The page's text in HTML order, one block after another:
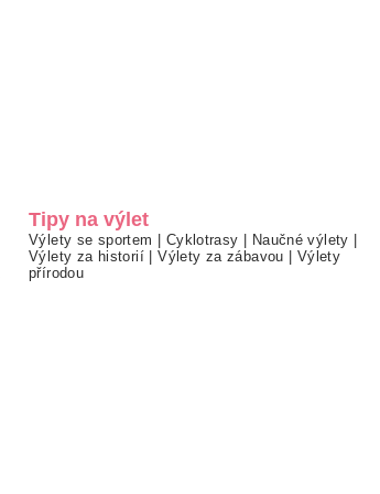
Tipy na výlet
Výlety se sportem | Cyklotrasy | Naučné výlety |
Výlety za historií |Výlety za zábavou | Výlety
přírodou